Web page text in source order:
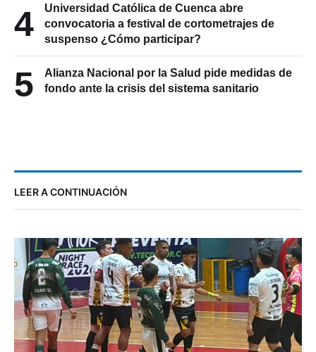
4
Universidad Católica de Cuenca abre
convocatoria a festival de cortometrajes de
suspenso ¿Cómo participar?
5
Alianza Nacional por la Salud pide medidas de
fondo ante la crisis del sistema sanitario
LEER A CONTINUACIÓN